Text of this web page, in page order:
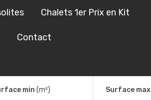
Chalets 1er Prix en Kit
Contact
min (m²) Surface max